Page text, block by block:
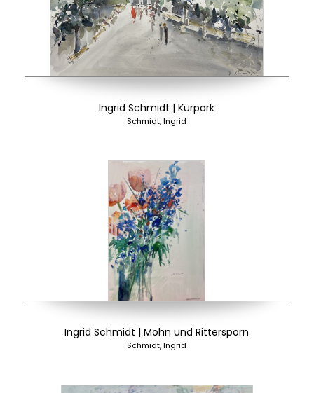
Ingrid Schmidt | Kurpark
Schmidt, Ingrid
Ingrid Schmidt | Mohn und Rittersporn
Schmidt, Ingrid